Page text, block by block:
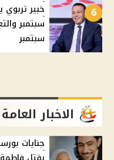
6
سبتمبر
الاخبار العامة
جنايات